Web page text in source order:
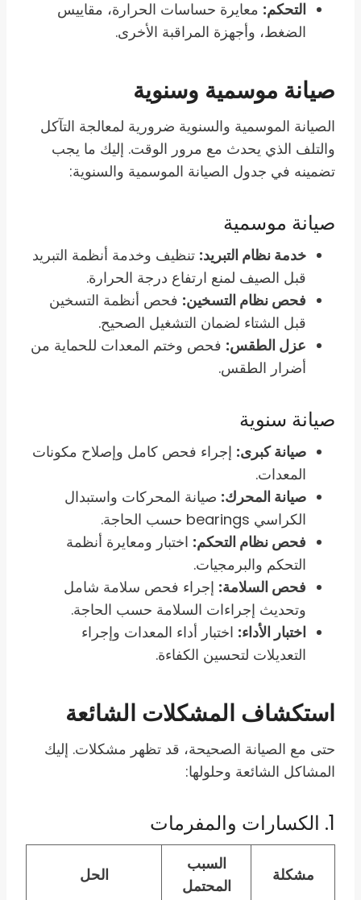
التحكم: معايرة حساسات الحرارة، مقاييس
الضغط، وأجهزة المراقبة الأخرى.
صيانة موسمية وسنوية
الصيانة الموسمية والسنوية ضرورية لمعالجة التآكل
والتلف الذي يحدث مع مرور الوقت. إليك ما يجب
تضمينه في جدول الصيانة الموسمية والسنوية:
صيانة موسمية
خدمة نظام التبريد: تنظيف وخدمة أنظمة التبريد
قبل الصيف لمنع ارتفاع درجة الحرارة.
فحص نظام التسخين: فحص أنظمة التسخين
قبل الشتاء لضمان التشغيل الصحيح.
عزل الطقس: فحص وختم المعدات للحماية من
أضرار الطقس.
صيانة سنوية
صيانة كبرى: إجراء فحص كامل وإصلاح مكونات
المعدات.
صيانة المحرك: صيانة المحركات واستبدال
الكراسي bearings حسب الحاجة.
فحص نظام التحكم: اختبار ومعايرة أنظمة
التحكم والبرمجيات.
فحص السلامة: إجراء فحص سلامة شامل
وتحديث إجراءات السلامة حسب الحاجة.
اختبار الأداء: اختبار أداء المعدات وإجراء
التعديلات لتحسين الكفاءة.
استكشاف المشكلات الشائعة
حتى مع الصيانة الصحيحة، قد تظهر مشكلات. إليك
المشاكل الشائعة وحلولها:
1. الكسارات والمفرمات
مشكلة
السبب
المحتمل
الحل